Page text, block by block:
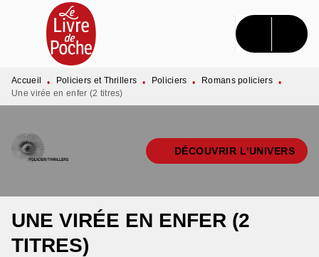
MENU RECHERCHE CONTENU
PIED DE PAGE
Accueil • Policiers et Thrillers • Policiers • Romans policiers •
Une virée en enfer (2 titres)
DÉCOUVRIR L'UNIVERS
UNE VIRÉE EN ENFER (2
TITRES)